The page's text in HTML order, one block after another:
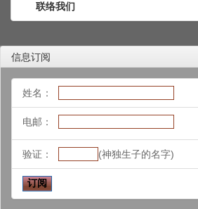
联络我们
信息订阅
姓名：
电邮：
验证： (神独生子的名字)